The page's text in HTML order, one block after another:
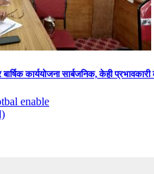
कार्ययोजना सार्बजनिक, केही